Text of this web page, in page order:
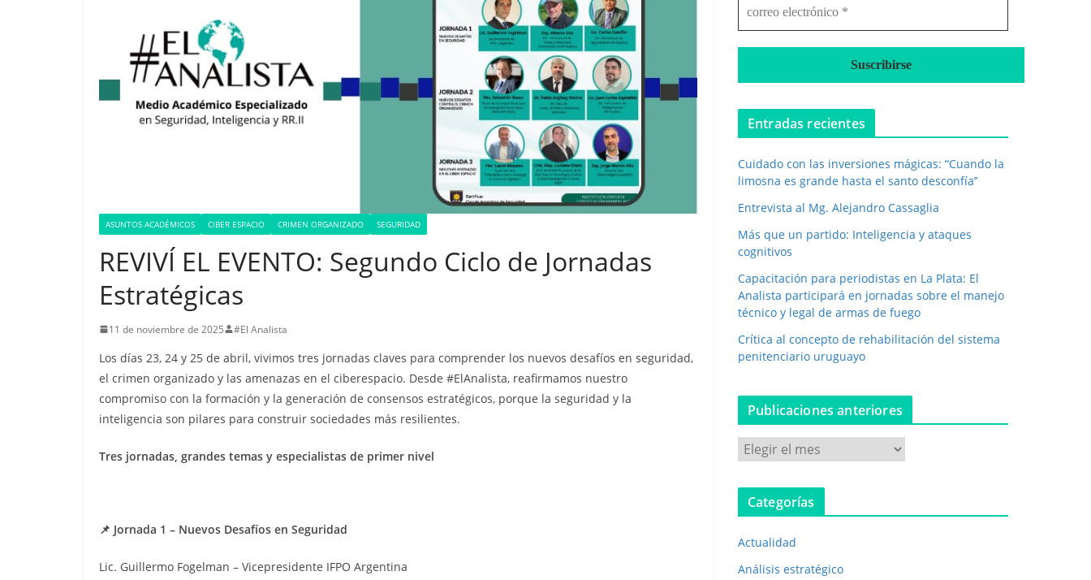
ASUNTOS ACADÉMICOS CIBER ESPACIO CRIMEN ORGANIZADO SEGURIDAD
REVIVÍ EL EVENTO: Segundo Ciclo de Jornadas
Estratégicas
11 de noviembre de 2025 #El Analista
Los días 23, 24 y 25 de abril, vivimos tres jornadas claves para comprender los nuevos desafíos en seguridad,
el crimen organizado y las amenazas en el ciberespacio. Desde #ElAnalista, reafirmamos nuestro
compromiso con la formación y la generación de consensos estratégicos, porque la seguridad y la
inteligencia son pilares para construir sociedades más resilientes.
Tres jornadas, grandes temas y especialistas de primer nivel
📌 Jornada 1 – Nuevos Desafíos en Seguridad
Lic. Guillermo Fogelman – Vicepresidente IFPO Argentina
r
r
e
o
l
t
r
n
i
*
Entradas recientes
Cuidado con las inversiones mágicas: “Cuando la
limosna es grande hasta el santo desconfía’’
Entrevista al Mg. Alejandro Cassaglia
Más que un partido: Inteligencia y ataques
cognitivos
Capacitación para periodistas en La Plata: El
Analista participará en jornadas sobre el manejo
técnico y legal de armas de fuego
Crítica al concepto de rehabilitación del sistema
penitenciario uruguayo
Publicaciones anteriores
u
b
c
a
Categorías
Actualidad
Análisis estratégico